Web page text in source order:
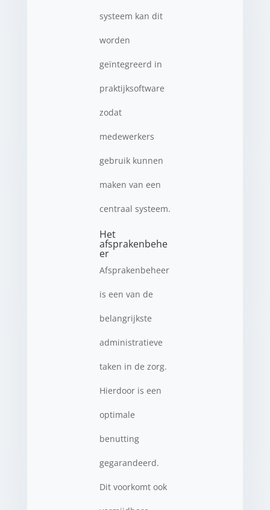
systeem kan dit
worden
geïntegreerd in
praktijksoftware
zodat
medewerkers
gebruik kunnen
maken van een
centraal systeem.
Het
afsprakenbehe
er
Afsprakenbeheer
is een van de
belangrijkste
administratieve
taken in de zorg.
Hierdoor is een
optimale
benutting
gegarandeerd.
Dit voorkomt ook